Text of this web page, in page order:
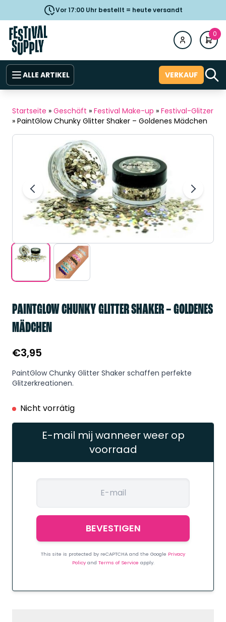
Vor 17:00 Uhr bestellt = heute versandt
0
ALLE ARTIKEL VERKAUF
Startseite » Geschäft » Festival Make-up » Festival-Glitzer
» PaintGlow Chunky Glitter Shaker – Goldenes Mädchen
PAINTGLOW CHUNKY GLITTER SHAKER – GOLDENES
MÄDCHEN
€3,95
PaintGlow Chunky Glitter Shaker schaffen perfekte
Glitzerkreationen.
Nicht vorrätig
E-mail mij wanneer weer op
voorraad
This site is protected by reCAPTCHA and the Google Privacy
Policy and Terms of Service apply.